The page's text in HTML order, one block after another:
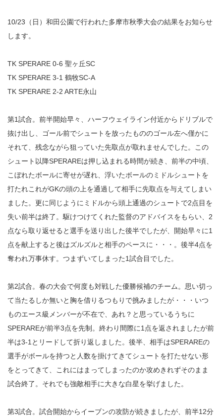
10/23（日）和田公園で行われた多摩市秋季大会の結果をお知らせ
します。
TK SPERARE 0-6 聖ヶ丘SC
TK SPERARE 3-1 鶴牧SC-A
TK SPERARE 2-2 ARTE永山
第1試合。前半開始早々、ハーフウェイライン付近からドリブルで
抜け出し、ゴール前でシュートを放ったもののゴール左へ僅かに
それて、残念ながら狙っていた先取点が取れませんでした。この
シュート以降SPERAREは押し込まれる時間が続き、前半の中頃、
こぼれたボールに寄せが遅れ、浮いたボールのミドルシュートを
打たれこれがGKの頭の上を通過して相手に先取点を与えてしまい
ました。更に同じようにミドルから頭上通過のシュートで2点目を
失い前半は終了。駆けつけてくれた監督のアドバイスをもらい、2
点なら取り返せると選手を送り出した後半でしたが、開始早々に1
点を献上すると後はズルズルと相手のペースに・・・。後半4点を
奪われ万事休す。つまずいてしまった1試合目でした。
第2試合。春の大会で何度も対戦した優勝候補のチーム。思い切っ
て当たるしか無いと胸を借りるつもりで挑みましたが・・・いつ
ものエース級メンバーが不在で、あれ？と思っているうちに
SPERAREが前半3点を先制。終わり間際に1点を返されましたが前
半は3-1とリードして折り返しました。後半、相手はSPERAREの
選手がボールを持つと人数を掛けてきてシュートを打たせない形
をとってきて、これにはまってしまったのか攻めきれずそのまま
試合終了。それでも強敵相手に大きな白星を挙げました。
第3試合。試合開始からイーブンの攻防が続きましたが、前半12分